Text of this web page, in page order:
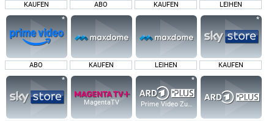
KAUFEN ABO KAUFEN LEIHEN
ABO KAUFEN LEIHEN KAUFEN
MagentaTV Prime Video Zusatz-Kanäle